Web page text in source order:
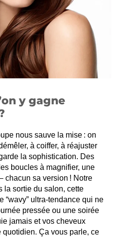
y gagne
nous sauve la mise : on
à coiffer, à réajuster
la sophistication. Des
boucles à magnifier, une
chacun sa version ! Notre
la sortie du salon, cette
“wavy” ultra-tendance qui ne
pressée ou une soirée
jamais et vos cheveux
quotidien. Ça vous parle, ce